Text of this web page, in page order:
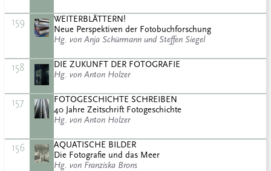
159
WEITERBLÄTTERN!
Neue Perspektiven der Fotobuchforschung
Hg. von Anja Schürmann und Steffen Siegel
158
DIE ZUKUNFT DER FOTOGRAFIE
Hg. von Anton Holzer
157
FOTOGESCHICHTE SCHREIBEN
40 Jahre Zeitschrift Fotogeschichte
Hg. von Anton Holzer
156
AQUATISCHE BILDER
Die Fotografie und das Meer
Hg. von Franziska Brons